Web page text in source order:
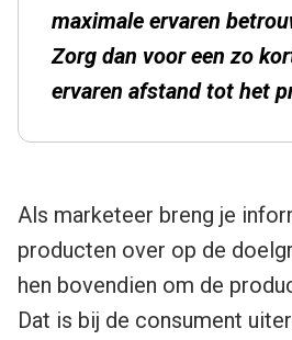
maximale ervaren
Zorg dan voor een zo
ervaren afstand tot het
Als marketeer breng je
producten over op de
hen bovendien om de
Dat is bij de consument